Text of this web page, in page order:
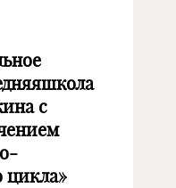
с
цикла»